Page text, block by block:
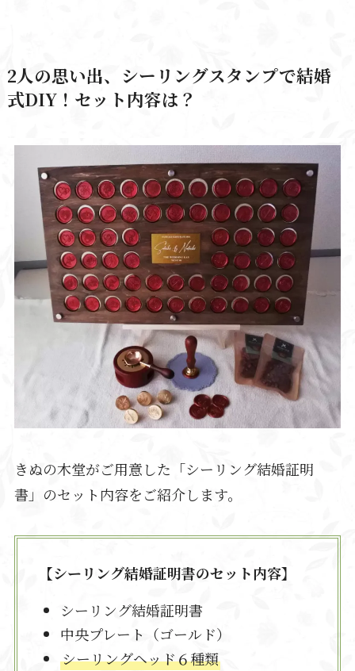
2人の思い出、シーリングスタンプで結婚
式DIY！セット内容は？
きぬの木堂がご用意した「シーリング結婚証明
書」のセット内容をご紹介します。
【シーリング結婚証明書のセット内容】
シーリング結婚証明書
中央プレート（ゴールド）
シーリングヘッド６種類